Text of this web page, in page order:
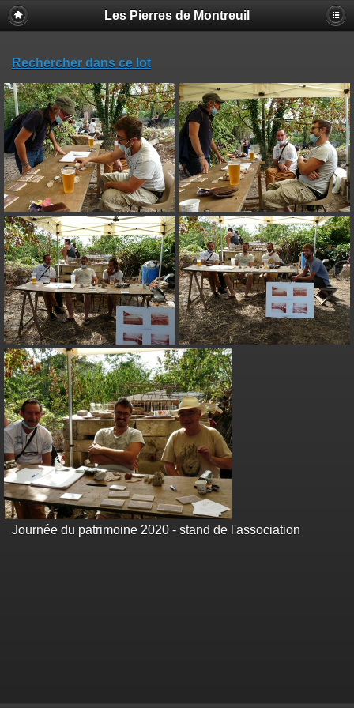
Les Pierres de Montreuil
Rechercher dans ce lot
Journée du patrimoine 2020 - stand de l'association